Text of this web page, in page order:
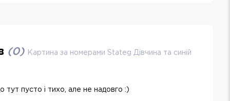
(0) Картина за номерами Stateg Дівчина та синій
тут пусто і тихо, але не надовго :)